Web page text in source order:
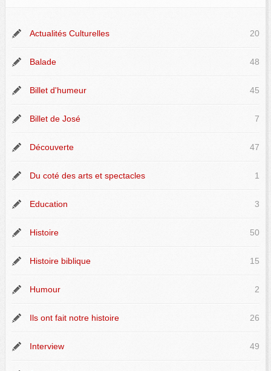
Actualités Culturelles 20
Balade 48
Billet d'humeur 45
Billet de José 7
Découverte 47
Du coté des arts et spectacles 1
Education 3
Histoire 50
Histoire biblique 15
Humour 2
Ils ont fait notre histoire 26
Interview 49